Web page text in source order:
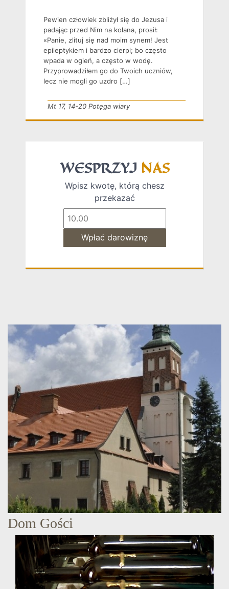
Pewien człowiek zbliżył się do Jezusa i
padając przed Nim na kolana, prosił:
«Panie, zlituj się nad moim synem! Jest
epileptykiem i bardzo cierpi; bo często
wpada w ogień, a często w wodę.
Przyprowadziłem go do Twoich uczniów,
lecz nie mogli go uzdro […]
Mt 17, 14-20 Potęga wiary
WESPRZYJ NAS
Wpisz kwotę, którą chesz
przekazać
Dom Gości